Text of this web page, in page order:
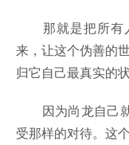
那就是把所有
来，让这个伪善的
归它自己最真实的
因为尚龙自己就
受那样的对待。这